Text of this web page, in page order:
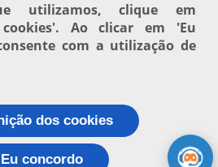
utilizamos, clique em
. Ao clicar em 'Eu
com a utilização de